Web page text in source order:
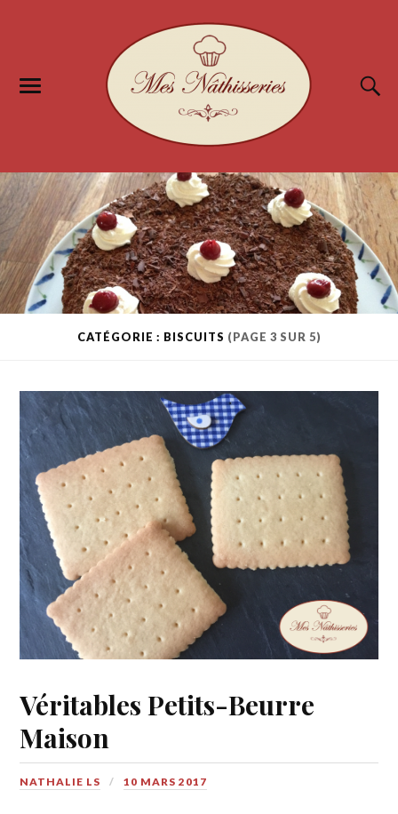
CATÉGORIE : BISCUITS (PAGE 3 SUR 5)
Véritables Petits-Beurre
Maison
NATHALIE LS 10 MARS 2017